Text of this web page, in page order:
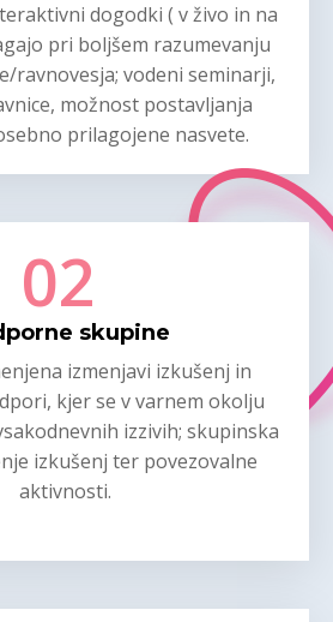
dogodki ( v živo in na
pri boljšem razumevanju
ravnovesja; vodeni seminarji,
možnost postavljanja
prilagojene nasvete.
02
skupine
izmenjavi izkušenj in
kjer se v varnem okolju
izzivih; skupinska
izkušenj ter povezovalne
aktivnosti.